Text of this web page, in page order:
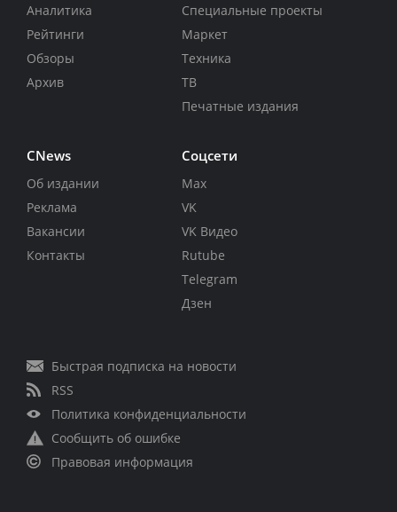
Аналитика
Рейтинги
Обзоры
Архив
Специальные проекты
Маркет
Техника
ТВ
Печатные издания
CNews
Об издании
Реклама
Вакансии
Контакты
Соцсети
Max
VK
VK Видео
Rutube
Telegram
Дзен
Быстрая подписка на новости
RSS
Политика конфиденциальности
Сообщить об ошибке
Правовая информация